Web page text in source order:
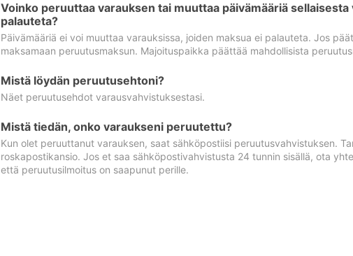
Voinko peruuttaa varauksen tai muuttaa päivämääriä
palauteta?
Päivämääriä ei voi muuttaa varauksissa, joiden maksua ei palauteta. Jos
maksamaan peruutusmaksun. Majoituspaikka päättää mahdollisista
Mistä löydän peruutusehtoni?
Näet peruutusehdot varausvahvistuksestasi.
Mistä tiedän, onko varaukseni peruutettu?
Kun olet peruuttanut varauksen, saat sähköpostiisi peruutusvahvistuksen.
roskapostikansio. Jos et saa sähköpostivahvistusta 24 tunnin sisällä, ota
että peruutusilmoitus on saapunut perille.